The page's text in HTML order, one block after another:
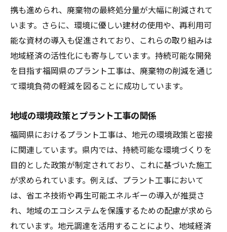
携も進められ、廃棄物の最終処分量が大幅に削減されて
います。さらに、環境に優しい建材の使用や、再利用可
能な資材の導入も促進されており、これらの取り組みは
地域経済の活性化にも寄与しています。持続可能な開発
を目指す福岡県のプラント工事は、廃棄物の削減を通じ
て環境負荷の軽減を図ることに成功しています。
地域の環境政策とプラント工事の関係
福岡県におけるプラント工事は、地元の環境政策と密接
に関連しています。県内では、持続可能な環境づくりを
目的とした政策が制定されており、これに基づいた施工
が求められています。例えば、プラント工事において
は、省エネ技術や再生可能エネルギーの導入が推奨さ
れ、地域のエコシステムを保護するための配慮が求めら
れています。地元調達を活用することにより、地域経済